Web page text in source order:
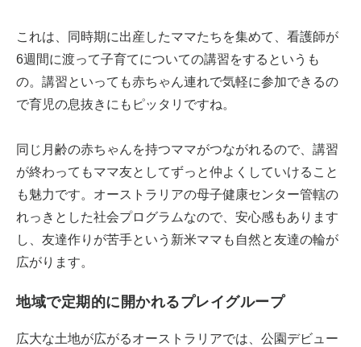
これは、同時期に出産したママたちを集めて、看護師が
6週間に渡って子育てについての講習をするというも
の。講習といっても赤ちゃん連れで気軽に参加できるの
で育児の息抜きにもピッタリですね。
同じ月齢の赤ちゃんを持つママがつながれるので、講習
が終わってもママ友としてずっと仲よくしていけること
も魅力です。オーストラリアの母子健康センター管轄の
れっきとした社会プログラムなので、安心感もあります
し、友達作りが苦手という新米ママも自然と友達の輪が
広がります。
地域で定期的に開かれるプレイグループ
広大な土地が広がるオーストラリアでは、公園デビュー